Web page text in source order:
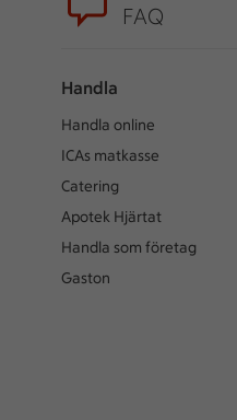
FAQ
Handla
Handla online
ICAs matkasse
Catering
Apotek Hjärtat
Handla som företag
Gaston